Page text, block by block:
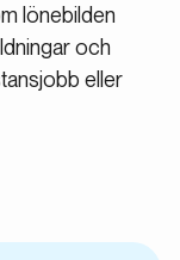
lönebilden
och
eller